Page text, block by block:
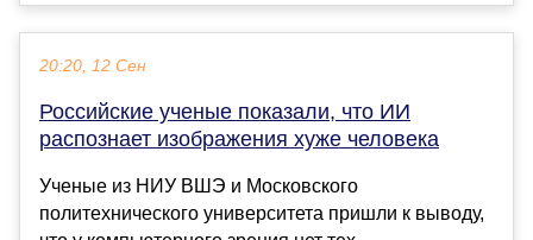
20:20, 12 Сен
Российские ученые показали, что ИИ
распознает изображения хуже человека
Ученые из НИУ ВШЭ и Московского
политехнического университета пришли к выводу,